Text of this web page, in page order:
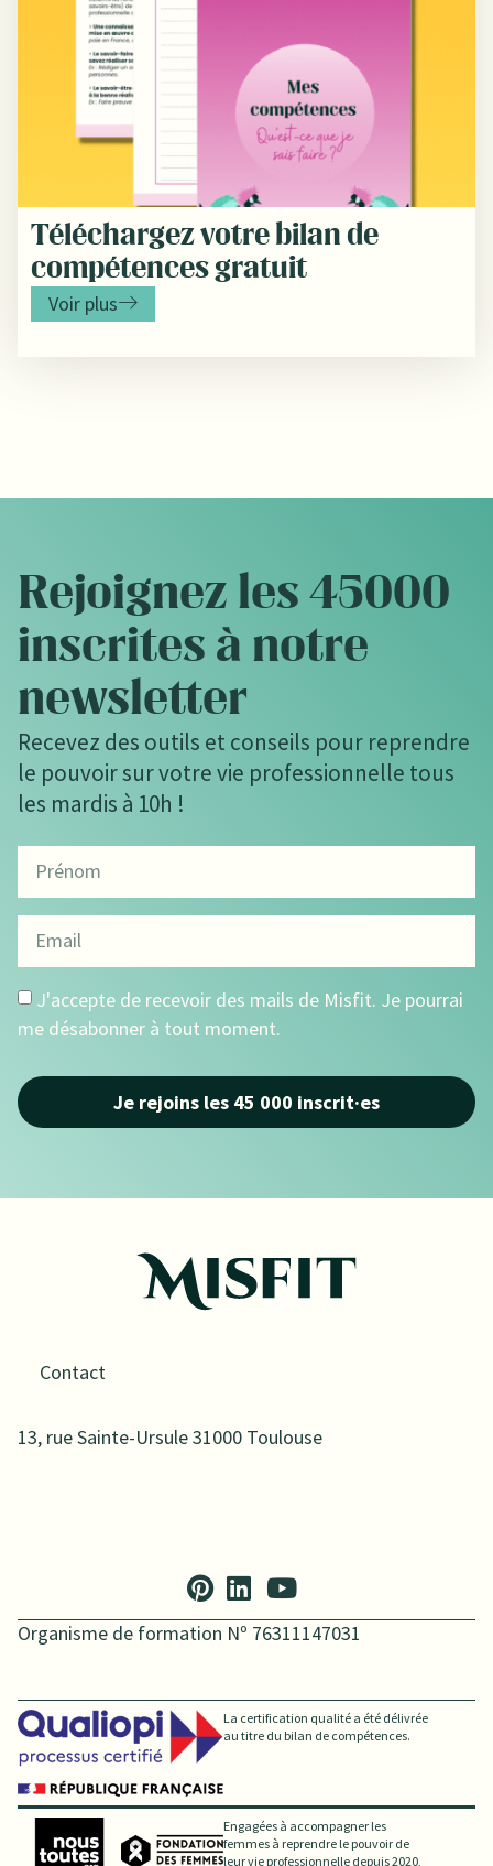
Téléchargez votre bilan de
compétences gratuit
Voir plus
Rejoignez les 45000
inscrites à notre
newsletter
Recevez des outils et conseils pour reprendre
le pouvoir sur votre vie professionnelle tous
les mardis à 10h !
J'accepte de recevoir des mails de Misfit. Je pourrai
me désabonner à tout moment.
Je rejoins les 45 000 inscrit·es
Contact
13, rue Sainte-Ursule 31000 Toulouse
Organisme de formation Nº 76311147031
La certification qualité a été délivrée
au titre du bilan de compétences.
Engagées à accompagner les
femmes à reprendre le pouvoir de
leur vie professionnelle depuis 2020,